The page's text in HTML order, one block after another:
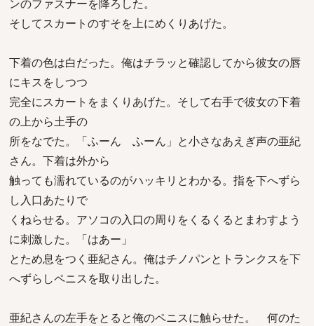
ンのファスナーを降ろした。
そしてスカートのすそを上にめくりあげた。
下着の色は白だった。俺はチラッと確認してから彼女の唇
にキスをしつつ
完全にスカートをまくりあげた。そして右手で彼女の下着
の上から土手の
所をなでた。「ふーん ふーん」と小さなあえぎ声の亜紀
さん。下着は外から
触っても濡れているのがハッキリとわかる。指を下へずら
し入口あたりで
くねらせる。アソコの入口の周りをくるくるとまわすよう
に刺激した。「はあー」
とため息をつく亜紀さん。俺はチノパンとトランクスを下
へずらしペニスを取り出した。
亜紀さんの左手をとると俺のペニスに触らせた。 何のた